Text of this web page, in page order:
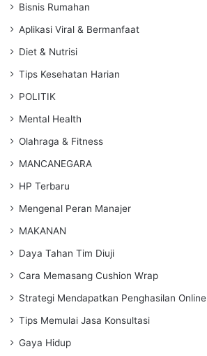
Bisnis Rumahan
Aplikasi Viral & Bermanfaat
Diet & Nutrisi
Tips Kesehatan Harian
POLITIK
Mental Health
Olahraga & Fitness
MANCANEGARA
HP Terbaru
Mengenal Peran Manajer
MAKANAN
Daya Tahan Tim Diuji
Cara Memasang Cushion Wrap
Strategi Mendapatkan Penghasilan Online
Tips Memulai Jasa Konsultasi
Gaya Hidup